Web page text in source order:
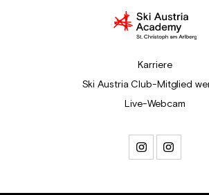
Karriere
Ski Austria Club-Mitglied
Live-Webcam